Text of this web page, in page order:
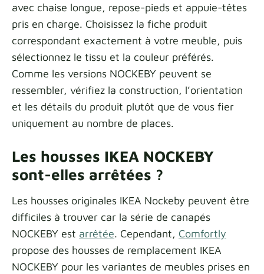
avec chaise longue, repose-pieds et appuie-têtes
pris en charge. Choisissez la fiche produit
correspondant exactement à votre meuble, puis
sélectionnez le tissu et la couleur préférés.
Comme les versions NOCKEBY peuvent se
ressembler, vérifiez la construction, l’orientation
et les détails du produit plutôt que de vous fier
uniquement au nombre de places.
Les housses IKEA NOCKEBY
sont-elles arrêtées ?
Les housses originales IKEA Nockeby peuvent être
difficiles à trouver car la série de canapés
NOCKEBY est arrêtée. Cependant, Comfortly
propose des housses de remplacement IKEA
NOCKEBY pour les variantes de meubles prises en